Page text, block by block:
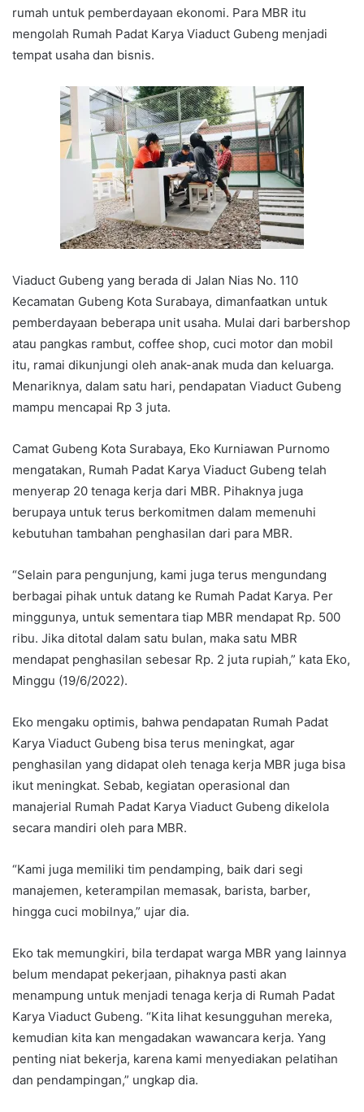
rumah untuk pemberdayaan ekonomi. Para MBR itu
mengolah Rumah Padat Karya Viaduct Gubeng menjadi
tempat usaha dan bisnis.
Viaduct Gubeng yang berada di Jalan Nias No. 110
Kecamatan Gubeng Kota Surabaya, dimanfaatkan untuk
pemberdayaan beberapa unit usaha. Mulai dari barbershop
atau pangkas rambut, coffee shop, cuci motor dan mobil
itu, ramai dikunjungi oleh anak-anak muda dan keluarga.
Menariknya, dalam satu hari, pendapatan Viaduct Gubeng
mampu mencapai Rp 3 juta.
Camat Gubeng Kota Surabaya, Eko Kurniawan Purnomo
mengatakan, Rumah Padat Karya Viaduct Gubeng telah
menyerap 20 tenaga kerja dari MBR. Pihaknya juga
berupaya untuk terus berkomitmen dalam memenuhi
kebutuhan tambahan penghasilan dari para MBR.
“Selain para pengunjung, kami juga terus mengundang
berbagai pihak untuk datang ke Rumah Padat Karya. Per
minggunya, untuk sementara tiap MBR mendapat Rp. 500
ribu. Jika ditotal dalam satu bulan, maka satu MBR
mendapat penghasilan sebesar Rp. 2 juta rupiah,” kata Eko,
Minggu (19/6/2022).
Eko mengaku optimis, bahwa pendapatan Rumah Padat
Karya Viaduct Gubeng bisa terus meningkat, agar
penghasilan yang didapat oleh tenaga kerja MBR juga bisa
ikut meningkat. Sebab, kegiatan operasional dan
manajerial Rumah Padat Karya Viaduct Gubeng dikelola
secara mandiri oleh para MBR.
“Kami juga memiliki tim pendamping, baik dari segi
manajemen, keterampilan memasak, barista, barber,
hingga cuci mobilnya,” ujar dia.
Eko tak memungkiri, bila terdapat warga MBR yang lainnya
belum mendapat pekerjaan, pihaknya pasti akan
menampung untuk menjadi tenaga kerja di Rumah Padat
Karya Viaduct Gubeng. “Kita lihat kesungguhan mereka,
kemudian kita kan mengadakan wawancara kerja. Yang
penting niat bekerja, karena kami menyediakan pelatihan
dan pendampingan,” ungkap dia.